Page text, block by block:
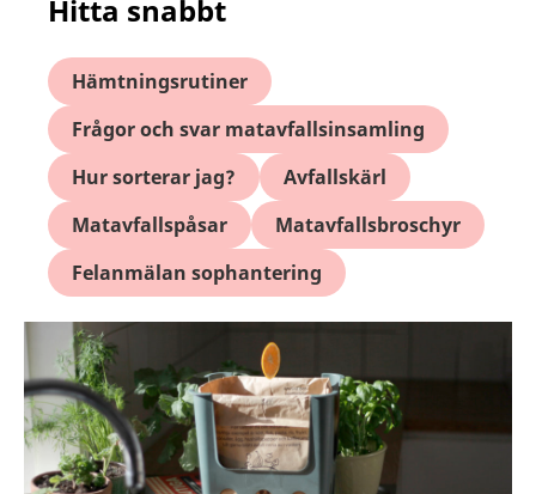
Hitta snabbt
Hämtningsrutiner
Frågor och svar matavfallsinsamling
Hur sorterar jag?
Avfallskärl
Matavfallspåsar
Matavfallsbroschyr
Felanmälan sophantering